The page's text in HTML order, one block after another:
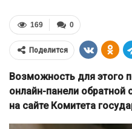
0
169
Поделится
Возможность для этого
онлайн-панели обратной
на сайте Комитета